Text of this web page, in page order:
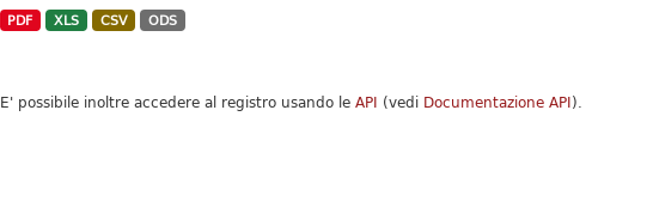
PDF XLS CSV ODS
E' possibile inoltre accedere al registro usando le API (vedi Documentazione API).